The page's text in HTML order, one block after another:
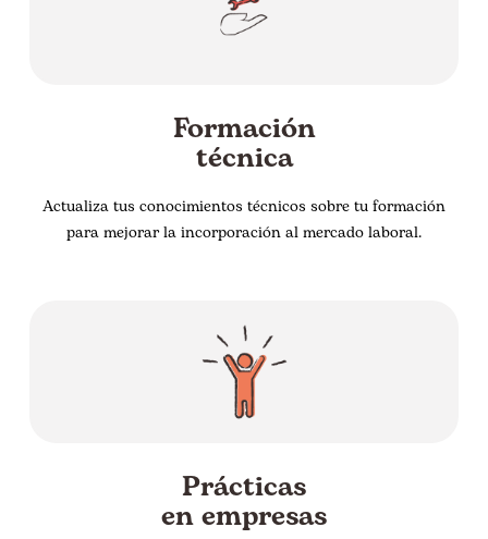
Formación
técnica
Actualiza tus conocimientos técnicos sobre tu formación
para mejorar la incorporación al mercado laboral.
Prácticas
en empresas